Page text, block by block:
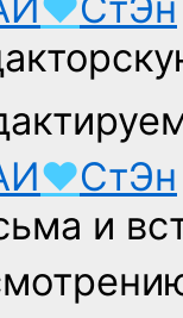
♥СтЭн
и